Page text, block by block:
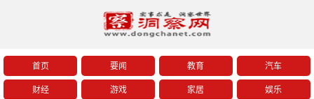
首页 要闻 教育 汽车
财经 游戏 家居 娱乐